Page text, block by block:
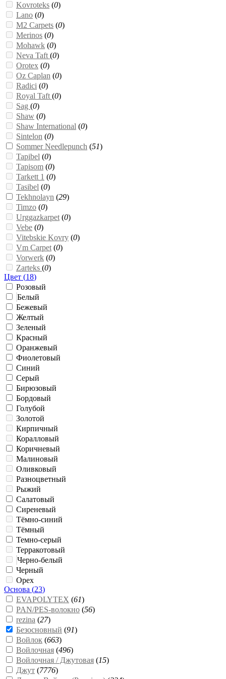
Kovroteks (0)
Lano (0)
M2 Carpets (0)
Merinos (0)
Mohawk (0)
Neva Taft (0)
Orotex (0)
Oz Caplan (0)
Radici (0)
Royal Taft (0)
Sag (0)
Shaw (0)
Shaw International (0)
Sintelon (0)
Sommer Needlepunch (51)
Tapibel (0)
Tapisom (0)
Tarkett 1 (0)
Tasibel (0)
Tekhnolayn (29)
Timzo (0)
Urggazkarpet (0)
Vebe (0)
Vitebskie Kovry (0)
Vm Carpet (0)
Vorwerk (0)
Zarteks (0)
Цвет (18)
Розовый
Белый
Бежевый
Желтый
Зеленый
Красный
Оранжевый
Фиолетовый
Синий
Серый
Бирюзовый
Бордовый
Голубой
Золотой
Кирпичный
Коралловый
Коричневый
Малиновый
Оливковый
Разноцветный
Рыжий
Салатовый
Сиреневый
Тёмно-синий
Тёмный
Темно-серый
Терракотовый
Черно-белый
Черный
Орех
Основа (23)
EVAPOLYTEX (61)
PAN/PES-волокно (56)
rezina (27)
Безосновный (91)
Войлок (663)
Войлочная (496)
Войлочная / Джутовая (15)
Джут (7776)